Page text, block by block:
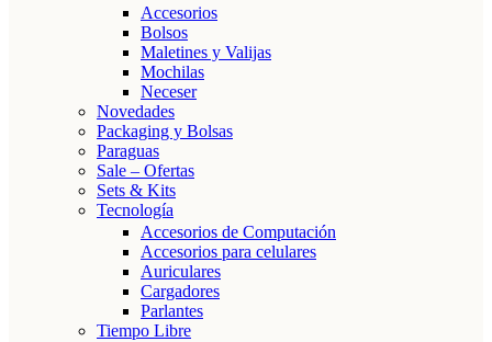
Accesorios
Bolsos
Maletines y Valijas
Mochilas
Neceser
Novedades
Packaging y Bolsas
Paraguas
Sale – Ofertas
Sets & Kits
Tecnología
Accesorios de Computación
Accesorios para celulares
Auriculares
Cargadores
Parlantes
Tiempo Libre